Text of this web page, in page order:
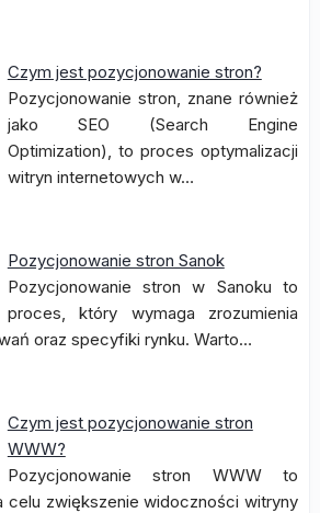
Czym jest pozycjonowanie stron?
Pozycjonowanie stron, znane również
jako SEO (Search Engine
Optimization), to proces optymalizacji
witryn internetowych w…
Pozycjonowanie stron Sanok
Pozycjonowanie stron w Sanoku to
proces, który wymaga zrozumienia
oraz specyfiki rynku. Warto…
Czym jest pozycjonowanie stron
WWW?
Pozycjonowanie stron WWW to
celu zwiększenie widoczności witryny